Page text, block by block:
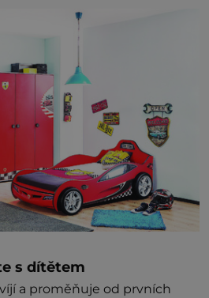
s dítětem
a proměňuje od prvních